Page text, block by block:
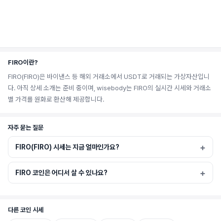
FIRO이란?
FIRO(FIRO)은 바이낸스 등 해외 거래소에서 USDT로 거래되는 가상자산입니
다. 아직 상세 소개는 준비 중이며, wisebody는 FIRO의 실시간 시세와 거래소
별 가격를 원화로 환산해 제공합니다.
자주 묻는 질문
FIRO(FIRO) 시세는 지금 얼마인가요?
FIRO 코인은 어디서 살 수 있나요?
다른 코인 시세